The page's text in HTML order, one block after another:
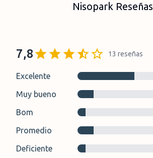
Nisopark Reseñas
7,8 13 reseñas
Excelente
Muy bueno
Bom
Promedio
Deficiente